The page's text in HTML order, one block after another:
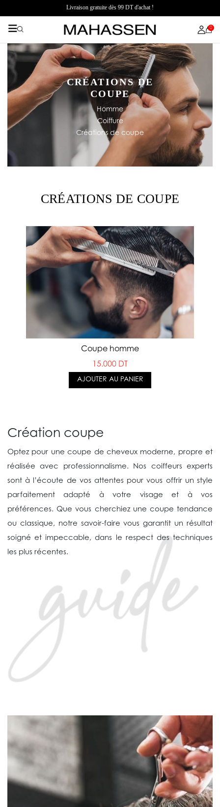
Livraison gratuite dès 99 DT d'achat !
0
CRÉATIONS DE
COUPE
Homme
Coiffure
Créations de coupe
CRÉATIONS DE COUPE
Coupe homme
15.000 DT
AJOUTER AU PANIER
Création coupe
Optez pour une coupe de cheveux moderne, propre et
réalisée avec professionnalisme. Nos coiffeurs experts
sont à l’écoute de vos attentes pour vous offrir un style
parfaitement adapté à votre visage et à vos
préférences. Que vous cherchiez une coupe tendance
ou classique, notre savoir-faire vous garantit un résultat
soigné et impeccable, dans le respect des techniques
les plus récentes.